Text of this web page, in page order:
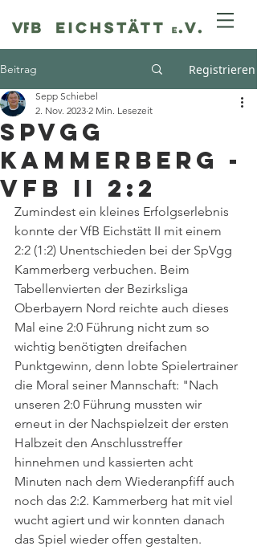
Beitrag Registrieren
SpVgg
Kammerberg -
VfB II 2:2
Sepp Schiebel
2. Nov. 2023 2 Min. Lesezeit
Zumindest ein kleines Erfolgserlebnis
konnte der VfB Eichstätt II mit einem
2:2 (1:2) Unentschieden bei der SpVgg
Kammerberg verbuchen. Beim
Tabellenvierten der Bezirksliga
Oberbayern Nord reichte auch dieses
Mal eine 2:0 Führung nicht zum so
wichtig benötigten dreifachen
Punktgewinn, denn lobte Spielertrainer
die Moral seiner Mannschaft: "Nach
unseren 2:0 Führung mussten wir
erneut in der Nachspielzeit der ersten
Halbzeit den Anschlusstreffer
hinnehmen und kassierten acht
Minuten nach dem Wiederanpfiff auch
noch das 2:2. Kammerberg hat mit viel
wucht agiert und wir konnten danach
das Spiel wieder offen gestalten.